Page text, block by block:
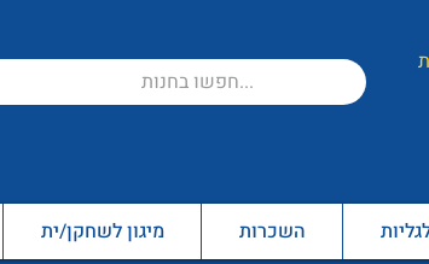
השכרות מיגון לשחקן/ית